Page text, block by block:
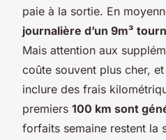
paie à la sortie. En
journalière d’un 9m³
Mais attention aux
coûte souvent plus cher,
inclure des frais
premiers 100 km sont
forfaits semaine restent la